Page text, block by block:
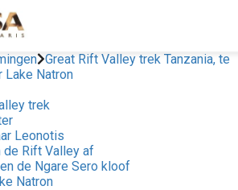
Great Rift Valley trek Tanzania, te
Lake Natron
trek
Leonotis
de Rift Valley af
de Ngare Sero kloof
Natron